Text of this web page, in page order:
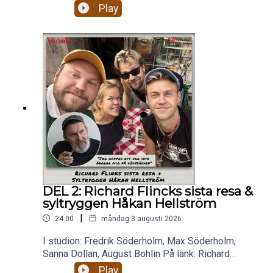
Play
DEL 2: Richard Flincks sista resa &
syltryggen Håkan Hellström
24:00 | måndag 3 augusti 2026
I studion: Fredrik Söderholm, Max Söderholm,
Sanna Dollan, August Bohlin På länk: Richard
Flinck. Micke 💉 Richard Flink berättar om
Play